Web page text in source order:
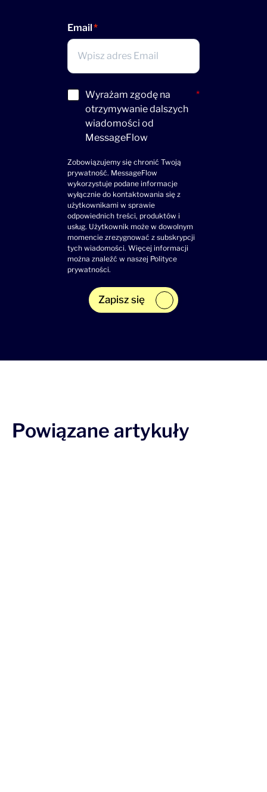
Email
Acceptance
(wymagane)
Wyrażam zgodę na
otrzymywanie dalszych
wiadomości od
MessageFlow
*
Zobowiązujemy się chronić Twoją
prywatność. MessageFlow
wykorzystuje podane informacje
wyłącznie do kontaktowania się z
użytkownikami w sprawie
odpowiednich treści, produktów i
usług. Użytkownik może w dowolnym
momencie zrezygnować z subskrypcji
tych wiadomości. Więcej informacji
można znaleźć w naszej Polityce
prywatności.
Zapisz się
Powiązane artykuły